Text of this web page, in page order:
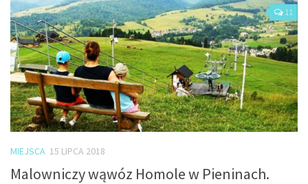
11
MIEJSCA 15 LIPCA 2018
Malowniczy wąwóz Homole w Pieninach.